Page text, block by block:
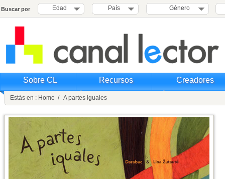
Buscar por Edad País Género
Sobre CL Recursos Creadores
Estás en : Home / A partes iguales